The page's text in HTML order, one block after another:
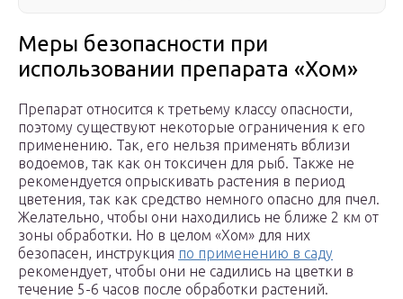
Меры безопасности при
использовании препарата «Хом»
Препарат относится к третьему классу опасности,
поэтому существуют некоторые ограничения к его
применению. Так, его нельзя применять вблизи
водоемов, так как он токсичен для рыб. Также не
рекомендуется опрыскивать растения в период
цветения, так как средство немного опасно для пчел.
Желательно, чтобы они находились не ближе 2 км от
зоны обработки. Но в целом «Хом» для них
безопасен, инструкция по применению в саду
рекомендует, чтобы они не садились на цветки в
течение 5-6 часов после обработки растений.